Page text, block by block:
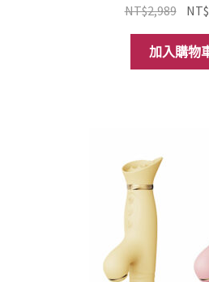
NT$2,989 原
價
格：
NT$
加入購物